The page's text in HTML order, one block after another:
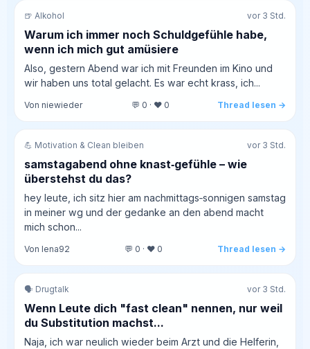
🍺 Alkohol vor 3 Std.
Warum ich immer noch Schuldgefühle habe,
wenn ich mich gut amüsiere
Also, gestern Abend war ich mit Freunden im Kino und
wir haben uns total gelacht. Es war echt krass, ich...
Von niewieder 💬 0 · ❤️ 0 Thread lesen →
💪 Motivation & Clean bleiben vor 3 Std.
samstagabend ohne knast‑gefühle – wie
überstehst du das?
hey leute, ich sitz hier am nachmittags‑sonnigen samstag
in meiner wg und der gedanke an den abend macht
mich schon...
Von lena92 💬 0 · ❤️ 0 Thread lesen →
🗣️ Drugtalk vor 3 Std.
Wenn Leute dich "fast clean" nennen, nur weil
du Substitution machst...
Naja, ich war neulich wieder beim Arzt und die Helferin,